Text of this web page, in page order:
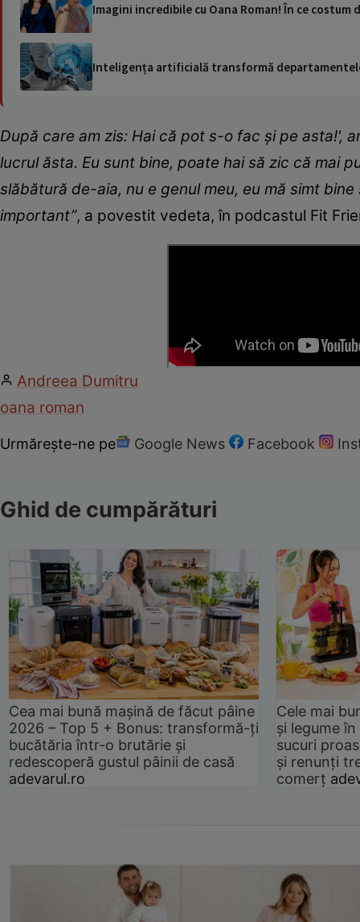
Imagini incredibile cu Oana Roman! În ce costum
Inteligența artificială transformă
După care am zis: Hai că pot s-o fac și pe asta!',
lucrul ăsta. Eu sunt bine, poate hai să zic că mai
slăbătură de-aia, nu e genul meu, eu mă simt
important”, a povestit vedeta, în podcastul Fit
Andreea Dumitru
oana roman
Urmărește-ne pe Google News Facebook
Ghid de cumpărături
Cea mai bună mașină de făcut pâine
2026 – Top 5 + Bonus: transformă-ți
bucătăria într-o brutărie și
redescoperă gustul pâinii de casă
adevarul.ro
Cele mai
și legume
sucuri
și renunți
comerț